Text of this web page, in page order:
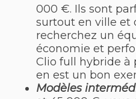
000 €. Ils sont
surtout en ville et
recherchez un
économie et
Clio full hybride à
en est un bon
Modèles